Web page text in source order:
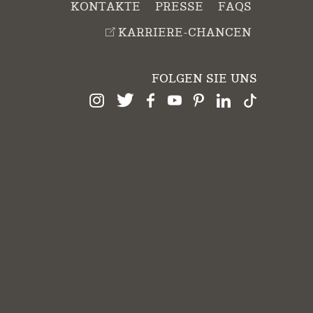
KONTAKTE PRESSE
FAQS
KARRIERE-CHANCEN
FOLGEN SIE UNS